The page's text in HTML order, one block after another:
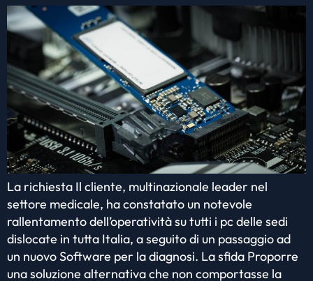
La richiesta Il cliente, multinazionale leader nel
settore medicale, ha constatato un notevole
rallentamento dell’operatività su tutti i pc delle sedi
dislocate in tutta Italia, a seguito di un passaggio ad
un nuovo Software per la diagnosi. La sfida Proporre
una soluzione alternativa che non comportasse la